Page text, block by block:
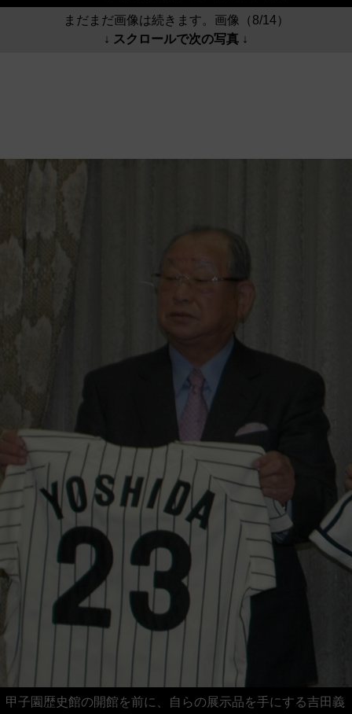
まだまだ画像は続きます。画像（8/14）
↓ スクロールで次の写真 ↓
甲子園歴史館の開館を前に、自らの展示品を手にする吉田義